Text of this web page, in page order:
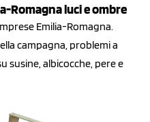
Romagna luci e ombre
Emilia-Romagna.
campagna, problemi a
susine, albicocche, pere e